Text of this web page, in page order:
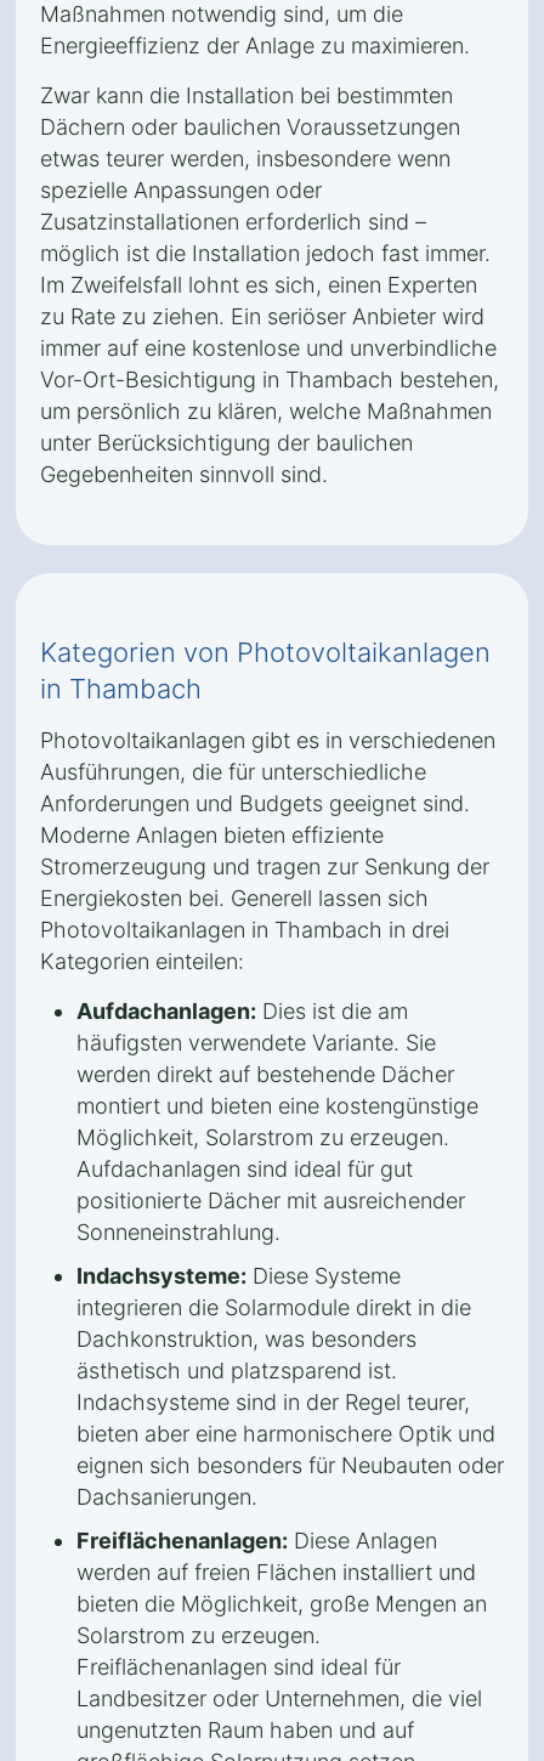
Maßnahmen notwendig sind, um die
Energieeffizienz der Anlage zu maximieren.
Zwar kann die Installation bei bestimmten
Dächern oder baulichen Voraussetzungen
etwas teurer werden, insbesondere wenn
spezielle Anpassungen oder
Zusatzinstallationen erforderlich sind –
möglich ist die Installation jedoch fast immer.
Im Zweifelsfall lohnt es sich, einen Experten
zu Rate zu ziehen. Ein seriöser Anbieter wird
immer auf eine kostenlose und unverbindliche
Vor-Ort-Besichtigung in Thambach bestehen,
um persönlich zu klären, welche Maßnahmen
unter Berücksichtigung der baulichen
Gegebenheiten sinnvoll sind.
Kategorien von Photovoltaikanlagen
in Thambach
Photovoltaikanlagen gibt es in verschiedenen
Ausführungen, die für unterschiedliche
Anforderungen und Budgets geeignet sind.
Moderne Anlagen bieten effiziente
Stromerzeugung und tragen zur Senkung der
Energiekosten bei. Generell lassen sich
Photovoltaikanlagen in Thambach in drei
Kategorien einteilen:
Aufdachanlagen: Dies ist die am
häufigsten verwendete Variante. Sie
werden direkt auf bestehende Dächer
montiert und bieten eine kostengünstige
Möglichkeit, Solarstrom zu erzeugen.
Aufdachanlagen sind ideal für gut
positionierte Dächer mit ausreichender
Sonneneinstrahlung.
Indachsysteme: Diese Systeme
integrieren die Solarmodule direkt in die
Dachkonstruktion, was besonders
ästhetisch und platzsparend ist.
Indachsysteme sind in der Regel teurer,
bieten aber eine harmonischere Optik und
eignen sich besonders für Neubauten oder
Dachsanierungen.
Freiflächenanlagen: Diese Anlagen
werden auf freien Flächen installiert und
bieten die Möglichkeit, große Mengen an
Solarstrom zu erzeugen.
Freiflächenanlagen sind ideal für
Landbesitzer oder Unternehmen, die viel
ungenutzten Raum haben und auf